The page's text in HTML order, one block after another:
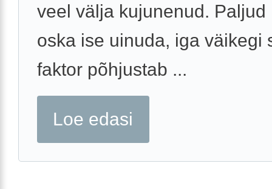
veel välja kujunenud. Paljud
oska ise uinuda, iga väikegi
faktor põhjustab ...
Loe edasi